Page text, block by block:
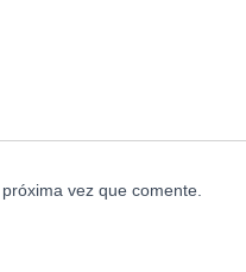
vez que comente.